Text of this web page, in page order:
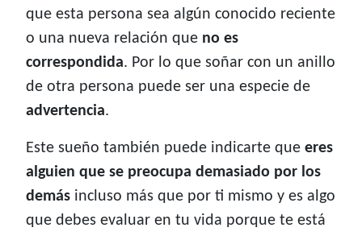
que esta persona sea algún conocido reciente
o una nueva relación que no es
correspondida. Por lo que soñar con un anillo
de otra persona puede ser una especie de
advertencia.
Este sueño también puede indicarte que eres
alguien que se preocupa demasiado por los
demás incluso más que por ti mismo y es algo
que debes evaluar en tu vida porque te está